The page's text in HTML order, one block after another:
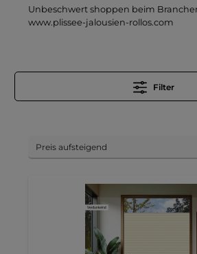
Unbeschwert shoppen beim
www.plissee-jalousien-rollos.com
Filter